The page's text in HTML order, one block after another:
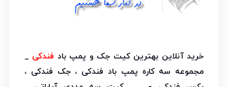
خرید آنلاین بهترین کیت جک و پمپ باد فندکی _
مجموعه سه کاره پمپ باد فندکی ، جک فندکی ،